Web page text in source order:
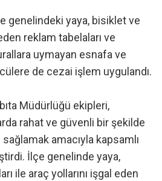
genelindeki yaya, bisiklet ve
reklam tabelaları ve
uymayan esnafa ve
de cezai işlem uygulandı.
Müdürlüğü ekipleri,
rahat ve güvenli bir şekilde
amacıyla kapsamlı
İlçe genelinde yaya,
ile araç yollarını işgal eden